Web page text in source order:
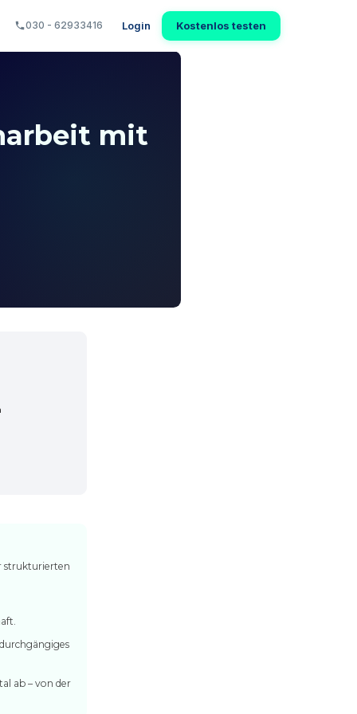
030 - 62933416 Login Kostenlos testen
mit
strukturierten
ab – von der